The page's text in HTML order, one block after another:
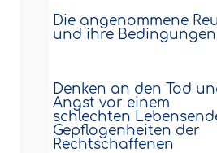
Die angenommene
und ihre Bedingungen
Denken an den Tod
Angst vor einem
schlechten
Gepflogenheiten der
Rechtschaffenen